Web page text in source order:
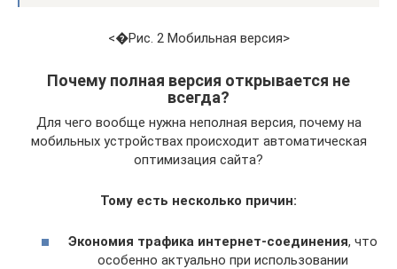
<�Рис. 2 Мобильная версия>
Почему полная версия открывается не
всегда?
Для чего вообще нужна неполная версия, почему на
мобильных устройствах происходит автоматическая
оптимизация сайта?
Тому есть несколько причин:
Экономия трафика интернет-соединения, что
особенно актуально при использовании